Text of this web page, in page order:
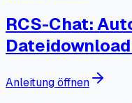
RCS-Chat:
Anleitung öffnen